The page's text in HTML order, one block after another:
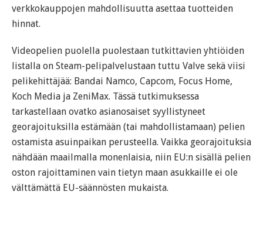
verkkokauppojen mahdollisuutta asettaa tuotteiden
hinnat.
Videopelien puolella puolestaan tutkittavien yhtiöiden
listalla on Steam-pelipalvelustaan tuttu Valve sekä viisi
pelikehittäjää: Bandai Namco, Capcom, Focus Home,
Koch Media ja ZeniMax. Tässä tutkimuksessa
tarkastellaan ovatko asianosaiset syyllistyneet
georajoituksilla estämään (tai mahdollistamaan) pelien
ostamista asuinpaikan perusteella. Vaikka georajoituksia
nähdään maailmalla monenlaisia, niin EU:n sisällä pelien
oston rajoittaminen vain tietyn maan asukkaille ei ole
välttämättä EU-säännösten mukaista.